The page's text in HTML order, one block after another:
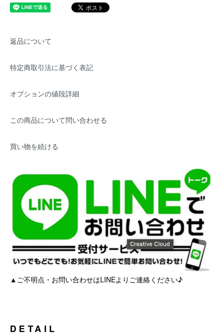
返品について
特定商取引法に基づく表記
オプションの値段詳細
この商品について問い合わせる
買い物を続ける
▲ご不明点・お問い合わせはLINEよりご連絡ください♪
DETAIL